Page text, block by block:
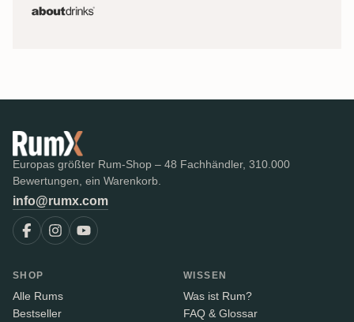
Europas größter Rum-Shop – 48 Fachhändler, 310.000
Bewertungen, ein Warenkorb.
info@rumx.com
SHOP
Alle Rums
Bestseller
WISSEN
Was ist Rum?
FAQ & Glossar